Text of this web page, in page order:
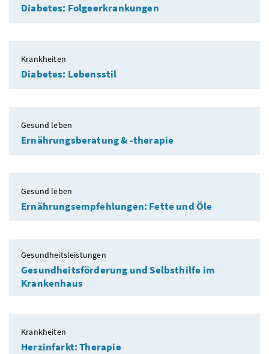
Diabetes: Folgeerkrankungen
Krankheiten
Diabetes: Lebensstil
Gesund leben
Ernährungsberatung & -therapie
Gesund leben
Ernährungsempfehlungen: Fette und Öle
Gesundheitsleistungen
Gesundheitsförderung und Selbsthilfe im
Krankenhaus
Krankheiten
Herzinfarkt: Therapie